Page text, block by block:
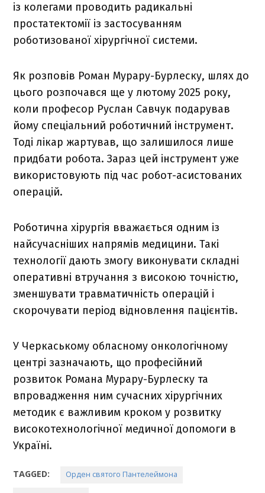
із колегами проводить радикальні
простатектомії із застосуванням
роботизованої хірургічної системи.
Як розповів Роман Мурару-Бурлеску, шлях до
цього розпочався ще у лютому 2025 року,
коли професор Руслан Савчук подарував
йому спеціальний роботичний інструмент.
Тоді лікар жартував, що залишилося лише
придбати робота. Зараз цей інструмент уже
використовують під час робот-асистованих
операцій.
Роботична хірургія вважається одним із
найсучасніших напрямів медицини. Такі
технології дають змогу виконувати складні
оперативні втручання з високою точністю,
зменшувати травматичність операцій і
скорочувати період відновлення пацієнтів.
У Черкаському обласному онкологічному
центрі зазначають, що професійний
розвиток Романа Мурару-Бурлеску та
впровадження ним сучасних хірургічних
методик є важливим кроком у розвитку
високотехнологічної медичної допомоги в
Україні.
TAGGED: Орден святого Пантелеймона